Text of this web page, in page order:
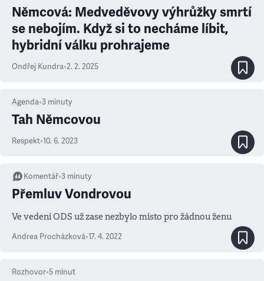
Němcová: Medveděvovy výhrůžky smrtí
se nebojím. Když si to necháme líbit,
hybridní válku prohrajeme
Ondřej Kundra•2. 2. 2025
Agenda•3 minuty
Tah Němcovou
Respekt•10. 6. 2023
Komentář•3 minuty
Přemluv Vondrovou
Ve vedení ODS už zase nezbylo místo pro žádnou ženu
Andrea Procházková•17. 4. 2022
Rozhovor•5 minut